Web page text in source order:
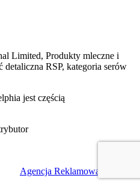
Limited, Produkty mleczne i
RSP, kategoria serów
jest częścią
Agencja Reklamowa AT